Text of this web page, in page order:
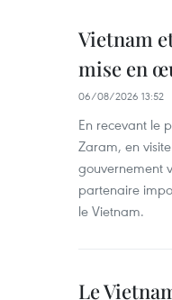
Vietnam
mise en
06/08/2026 13:52
En recevant le
Zaram, en
gouvernement
partenaire
le Vietnam.
Le